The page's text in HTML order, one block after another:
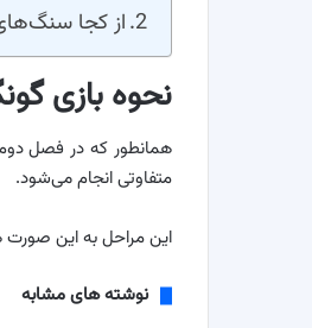
از کجا
نحوه بازی
همانطور که در فصل
متفاوتی انجام می‌شود.
این مراحل به این
نوشته های مشابه